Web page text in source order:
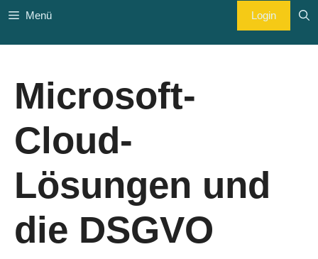
Zum
springen
Menü Login
Microsoft-
Cloud-
Lösungen und
die DSGVO